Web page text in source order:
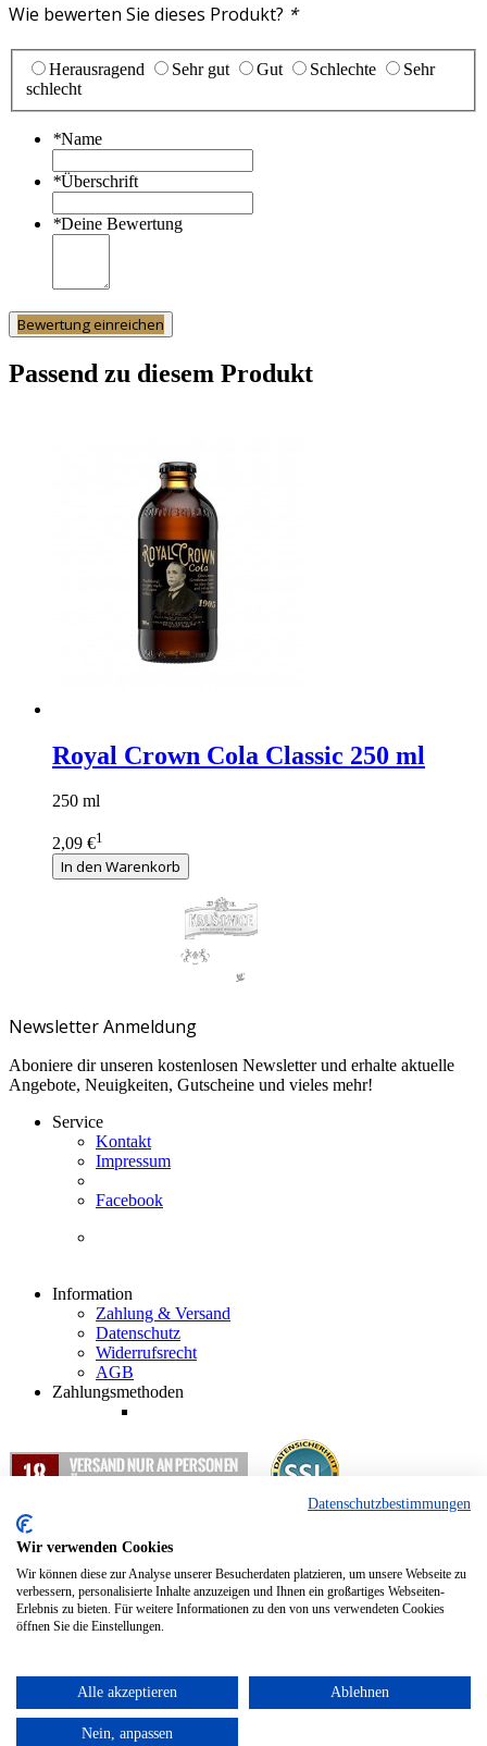
Wie bewerten Sie dieses Produkt? *
Herausragend Sehr gut Gut Schlechte
Sehr
schlecht
*Name
*Überschrift
*Deine Bewertung
Bewertung einreichen
Passend zu diesem Produkt
Royal Crown Cola Classic 250 ml
250 ml
2,09 €1
In den Warenkorb
Newsletter Anmeldung
Aboniere dir unseren kostenlosen Newsletter und erhalte aktuelle
Angebote, Neuigkeiten, Gutscheine und vieles mehr!
Service
Kontakt
Impressum
Facebook
Information
Zahlung & Versand
Datenschutz
Widerrufsrecht
AGB
Zahlungsmethoden
Alle Preisangaben in EUR inkl. gesetzlicher Mehrwertsteuer und
zzgl. Versandkosten.
Nur für Abholung und Weiterleitung nach Deutschland.
Copyright © 2012 - 2024 Hopfenkurier.com - Bierspezialitäten und
Spirituosen Onlineshop
Datenschutzbestimmungen
Wir verwenden Cookies
Wir können diese zur Analyse unserer Besucherdaten platzieren, um unsere Webseite zu
verbessern, personalisierte Inhalte anzuzeigen und Ihnen ein großartiges Webseiten-
Erlebnis zu bieten. Für weitere Informationen zu den von uns verwendeten Cookies
öffnen Sie die Einstellungen.
Alle akzeptieren Ablehnen
Nein, anpassen